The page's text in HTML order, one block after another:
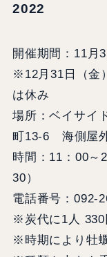
2022
開催期間：11月
※12月31日（金
は休み
場所：ベイサイ
町13-6 海側屋外
時間：11：00～
30）
電話番号：092-
※炭代に1人 330
※時期により牡